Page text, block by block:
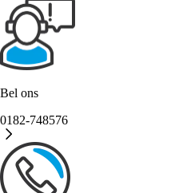
Bel ons
0182-748576